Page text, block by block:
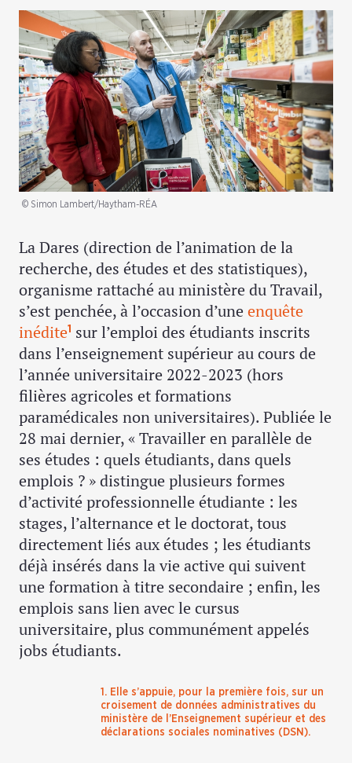
© Simon Lambert/Haytham-RÉA
1. Elle s’appuie, pour la première fois, sur un
croisement de données administratives du
ministère de l’Enseignement supérieur et des
déclarations sociales nominatives (DSN).
La Dares (direction de l’animation de la
recherche, des études et des statistiques),
organisme rattaché au ministère du Travail,
s’est penchée, à l’occasion d’une enquête
inédite1
sur l’emploi des étudiants inscrits
dans l’enseignement supérieur au cours de
l’année universitaire 2022-2023 (hors
filières agricoles et formations
paramédicales non universitaires). Publiée le
28 mai dernier, « Travailler en parallèle de
ses études : quels étudiants, dans quels
emplois ? » distingue plusieurs formes
d’activité professionnelle étudiante : les
stages, l’alternance et le doctorat, tous
directement liés aux études ; les étudiants
déjà insérés dans la vie active qui suivent
une formation à titre secondaire ; enfin, les
emplois sans lien avec le cursus
universitaire, plus communément appelés
jobs étudiants.